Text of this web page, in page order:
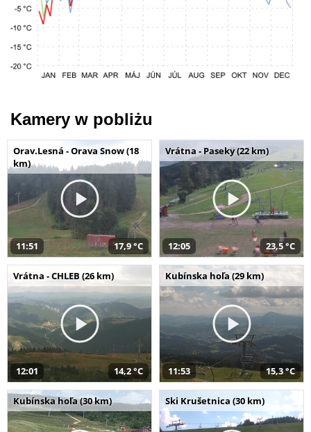
Kamery w pobliżu
Orav.Lesná - Orava Snow (18
km)
11:51 17,9 °C
Vrátna - Paseky (22 km)
12:05 23,5 °C
Vrátna - CHLEB (26 km)
12:01 14,2 °C
Kubínska hoľa (29 km)
11:53 15,3 °C
Kubínska hoľa (30 km) Ski Krušetnica (30 km)